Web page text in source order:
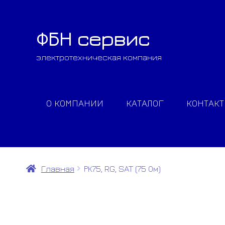
Перейти
навигации
Перейти
содержимому
ФБН сервис
электротехническая компания
О КОМПАНИИ КАТАЛОГ
Главная РК75, RG, SAT (75 Ом)